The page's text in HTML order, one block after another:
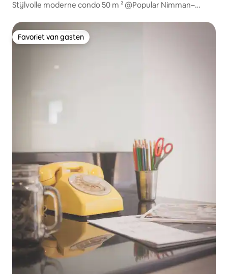
Stijlvolle moderne condo 50 m ² @Popular Nimman–
Favoriet van gasten
Favoriet van gasten